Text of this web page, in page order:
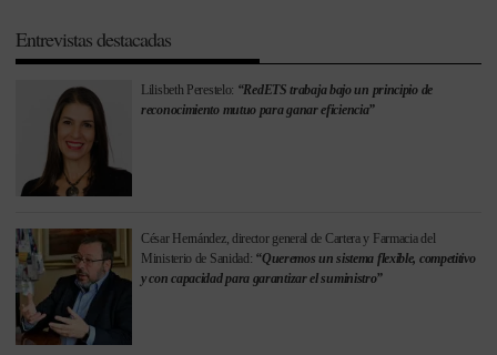
Entrevistas destacadas
Lilisbeth Perestelo: “RedETS trabaja bajo un principio de
reconocimiento mutuo para ganar eficiencia”
César Hernández, director general de Cartera y Farmacia del
Ministerio de Sanidad: “Queremos un sistema flexible, competitivo
y con capacidad para garantizar el suministro”